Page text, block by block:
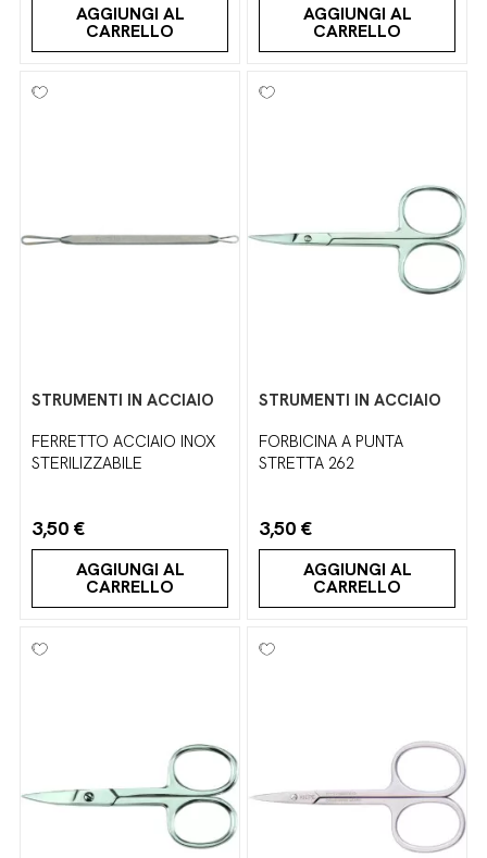
AGGIUNGI AL
CARRELLO
AGGIUNGI AL
CARRELLO
STRUMENTI IN ACCIAIO
FERRETTO ACCIAIO INOX
STERILIZZABILE
3,50 €
AGGIUNGI AL
CARRELLO
STRUMENTI IN ACCIAIO
FORBICINA A PUNTA
STRETTA 262
3,50 €
AGGIUNGI AL
CARRELLO